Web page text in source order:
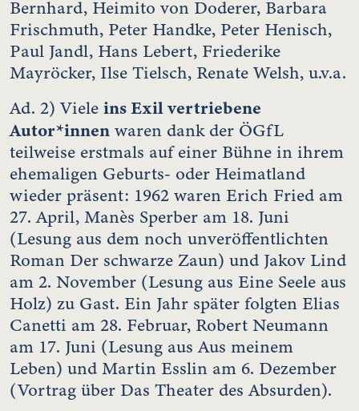
Bernhard, Heimito von Doderer, Barbara
Frischmuth, Peter Handke, Peter Henisch,
Paul Jandl, Hans Lebert, Friederike
Mayröcker, Ilse Tielsch, Renate Welsh, u.v.a.
Ad. 2) Viele ins Exil vertriebene
Autor*innen waren dank der ÖGfL
teilweise erstmals auf einer Bühne in ihrem
ehemaligen Geburts- oder Heimatland
wieder präsent: 1962 waren Erich Fried am
27. April, Manès Sperber am 18. Juni
(Lesung aus dem noch unveröffentlichten
Roman Der schwarze Zaun) und Jakov Lind
am 2. November (Lesung aus Eine Seele aus
Holz) zu Gast. Ein Jahr später folgten Elias
Canetti am 28. Februar, Robert Neumann
am 17. Juni (Lesung aus Aus meinem
Leben) und Martin Esslin am 6. Dezember
(Vortrag über Das Theater des Absurden).